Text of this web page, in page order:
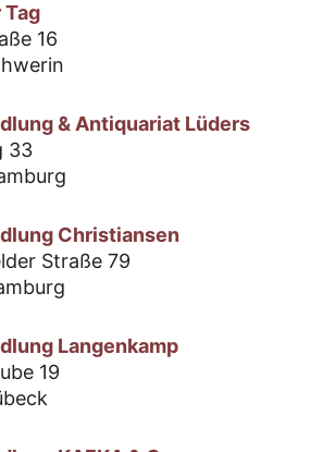
Tag
16
& Antiquariat Lüders
33
Christiansen
Straße 79
Langenkamp
19